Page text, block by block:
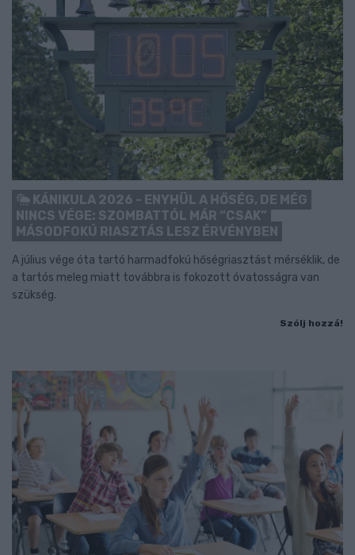
KÁNIKULA 2026 - ENYHÜL A HŐSÉG, DE MÉG
NINCS VÉGE: SZOMBATTÓL MÁR “CSAK”
MÁSODFOKÚ RIASZTÁS LESZ ÉRVÉNYBEN
A július vége óta tartó harmadfokú hőségriasztást mérséklik, de
a tartós meleg miatt továbbra is fokozott óvatosságra van
szükség.
Szólj hozzá!